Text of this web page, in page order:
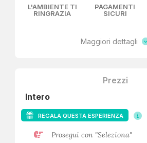
L'AMBIENTE TI
RINGRAZIA
PAGAMENTI
SICURI
Maggiori dettagli
Prezzi
Intero
REGALA QUESTA ESPERIENZA
Prosegui con "Seleziona"